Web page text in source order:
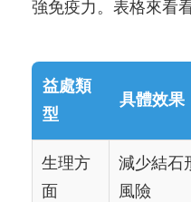
強免疫力。表格來看
益處類
型
具體效果
生理方
面
減少結石
風險